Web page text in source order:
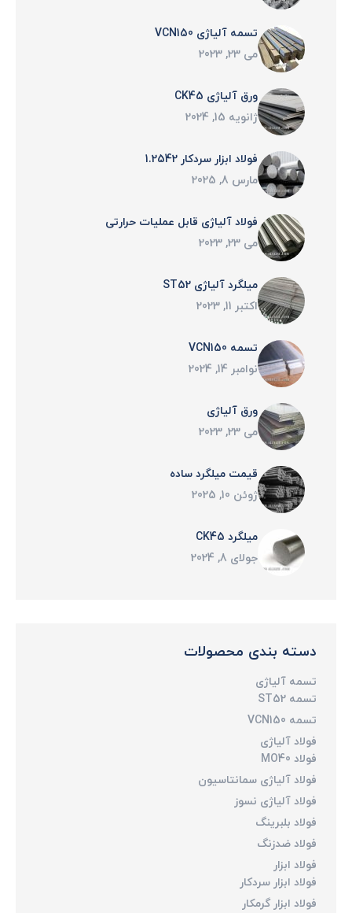
تسمه آلیاژی VCN150
می 23, 2023
ورق آلیاژی CK45
ژانویه 15, 2024
فولاد ابزار سردکار 1.2542
مارس 8, 2025
فولاد آلياژی قابل عمليات حرارتی
می 23, 2023
میلگرد آلیاژی ST52
اکتبر 11, 2023
تسمه VCN150
نوامبر 14, 2024
ورق آلیاژی
می 23, 2023
قیمت میلگرد ساده
ژوئن 10, 2025
میلگرد CK45
جولای 8, 2024
دسته بندی محصولات
تسمه آلیاژی
تسمه ST52
تسمه VCN150
فولاد آلیاژی
فولاد MO40
فولاد آلیاژی سمانتاسیون
فولاد آلیاژی نسوز
فولاد بلبرینگ
فولاد ضدزنگ
فولاد ابزار
فولاد ابزار سردکار
فولاد ابزار گرمکار